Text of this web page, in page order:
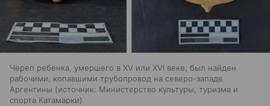
Череп ребенка, умершего в XV или XVI веке, был найден
рабочими, копавшими трубопровод на северо-западе
Аргентины
источник: Министерство культуры, туризма и
спорта Катамарки